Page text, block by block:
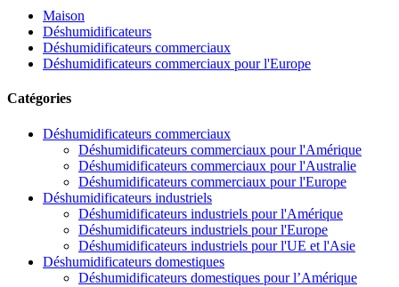
Maison
Déshumidificateurs
Déshumidificateurs commerciaux
Déshumidificateurs commerciaux pour l'Europe
Catégories
Déshumidificateurs commerciaux
Déshumidificateurs commerciaux pour l'Amérique
Déshumidificateurs commerciaux pour l'Australie
Déshumidificateurs commerciaux pour l'Europe
Déshumidificateurs industriels
Déshumidificateurs industriels pour l'Amérique
Déshumidificateurs industriels pour l'Europe
Déshumidificateurs industriels pour l'UE et l'Asie
Déshumidificateurs domestiques
Déshumidificateurs domestiques pour l’Amérique